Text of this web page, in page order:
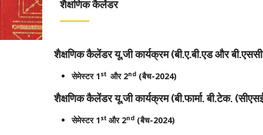
शैक्षणिक कैलेंडर
शैक्षणिक कैलेंडर यू.जी कार्यक्रम (बी.ए.बी.एड और
सेमेस्टर 1st और 2nd (बैच-2024)
शैक्षणिक कैलेंडर यू.जी कार्यक्रम (बी.फार्मा. बी.टेक.
सेमेस्टर 1st और 2nd (बैच-2024)